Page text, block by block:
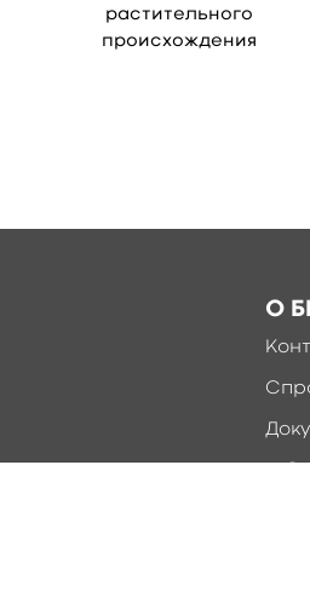
растительного
происхождения
О